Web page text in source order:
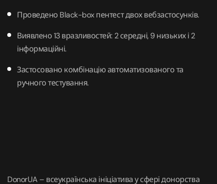
Проведено Black-box пентест двох вебзастосунків.
Виявлено 13 вразливостей: 2 середні, 9 низьких і 2
інформаційні.
Застосовано комбінацію автоматизованого та
ручного тестування.
DonorUA – всеукраїнська ініціатива у сфері донорства